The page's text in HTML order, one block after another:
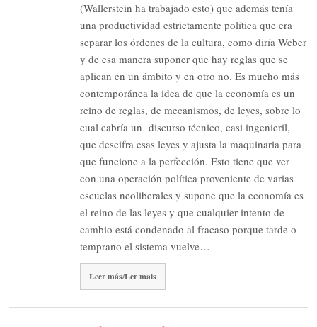
(Wallerstein ha trabajado esto) que además tenía
una productividad estrictamente política que era
separar los órdenes de la cultura, como diría Weber
y de esa manera suponer que hay reglas que se
aplican en un ámbito y en otro no. Es mucho más
contemporánea la idea de que la economía es un
reino de reglas, de mecanismos, de leyes, sobre lo
cual cabría un discurso técnico, casi ingenieril,
que descifra esas leyes y ajusta la maquinaria para
que funcione a la perfección. Esto tiene que ver
con una operación política proveniente de varias
escuelas neoliberales y supone que la economía es
el reino de las leyes y que cualquier intento de
cambio está condenado al fracaso porque tarde o
temprano el sistema vuelve…
Leer más/Ler mais